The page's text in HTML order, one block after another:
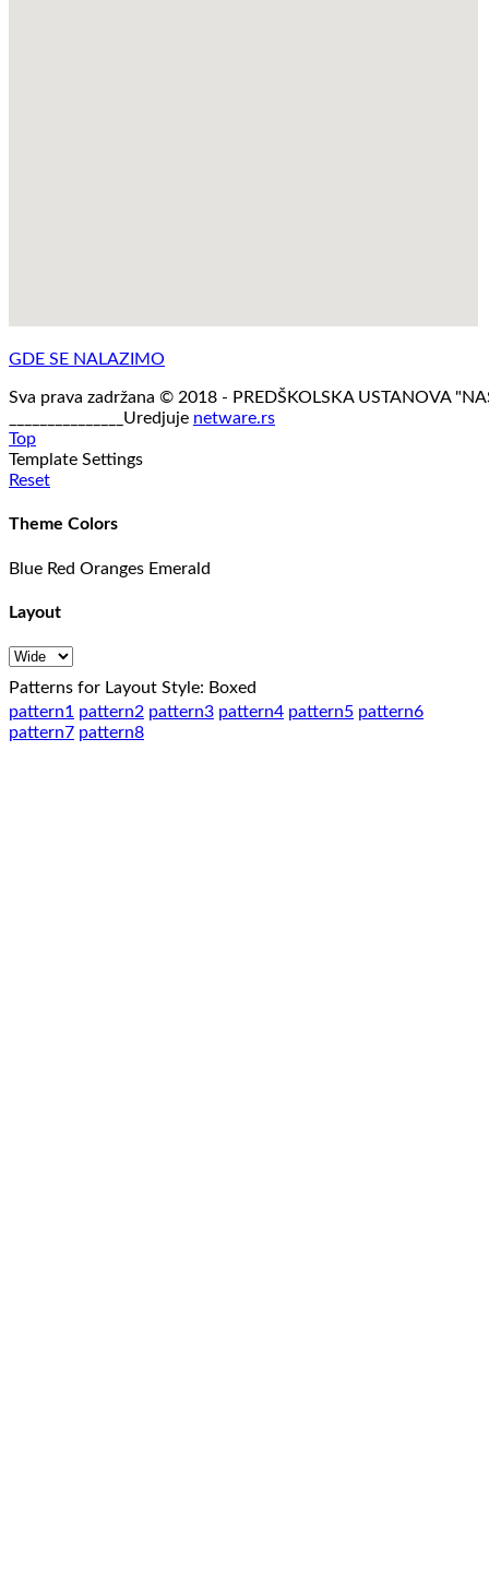
GDE SE NALAZIMO
Sva prava zadržana © 2018 - PREDŠKOLSKA USTANOVA
_______________Uredjuje netware.rs
Top
Template Settings
Reset
Theme Colors
Blue Red Oranges Emerald
Layout
Patterns for Layout Style: Boxed
pattern1 pattern2 pattern3 pattern4 pattern5 pattern6
pattern7 pattern8